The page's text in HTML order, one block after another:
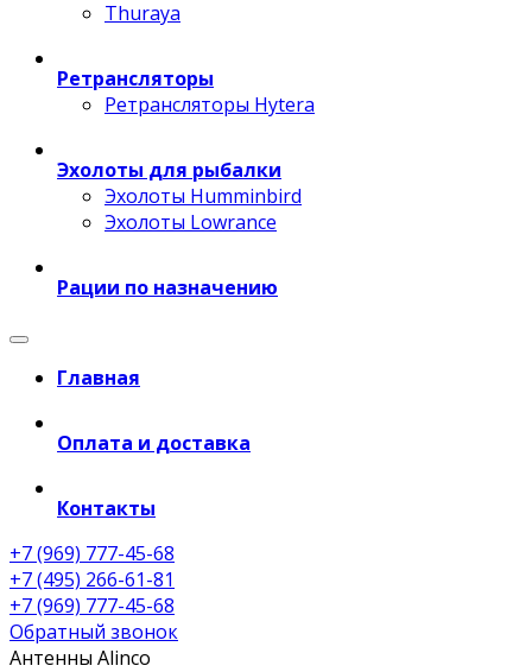
Thuraya
Ретрансляторы
Ретрансляторы Hytera
Эхолоты для рыбалки
Эхолоты Humminbird
Эхолоты Lowrance
Рации по назначению
Главная
Оплата и доставка
Контакты
+7 (969) 777-45-68
+7 (495) 266-61-81
+7 (969) 777-45-68
Обратный звонок
Антенны Alinco